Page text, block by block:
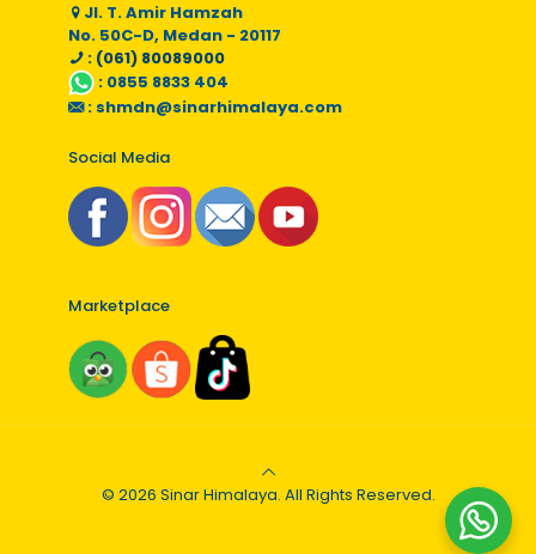
Jl. T. Amir Hamzah
No. 50C-D, Medan - 20117
: (061) 80089000
: 0855 8833 404
: shmdn@sinarhimalaya.com
Social Media
Marketplace
© 2026 Sinar Himalaya. All Rights Reserved.